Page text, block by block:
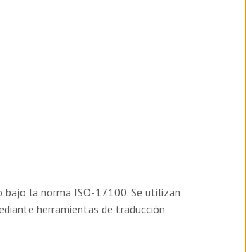
la norma ISO-17100. Se utilizan
herramientas de traducción